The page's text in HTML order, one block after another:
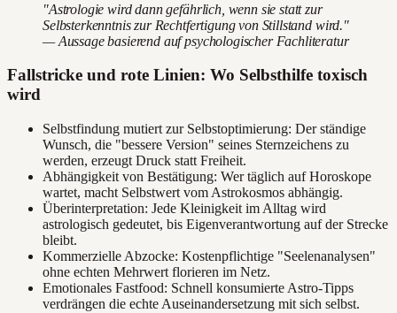
"Astrologie wird dann gefährlich, wenn sie statt zur
Selbsterkenntnis zur Rechtfertigung von Stillstand wird."
— Aussage basierend auf psychologischer Fachliteratur
Fallstricke und rote Linien: Wo Selbsthilfe toxisch
wird
Selbstfindung mutiert zur Selbstoptimierung: Der ständige
Wunsch, die "bessere Version" seines Sternzeichens zu
werden, erzeugt Druck statt Freiheit.
Abhängigkeit von Bestätigung: Wer täglich auf Horoskope
wartet, macht Selbstwert vom Astrokosmos abhängig.
Überinterpretation: Jede Kleinigkeit im Alltag wird
astrologisch gedeutet, bis Eigenverantwortung auf der Strecke
bleibt.
Kommerzielle Abzocke: Kostenpflichtige "Seelenanalysen"
ohne echten Mehrwert florieren im Netz.
Emotionales Fastfood: Schnell konsumierte Astro-Tipps
verdrängen die echte Auseinandersetzung mit sich selbst.